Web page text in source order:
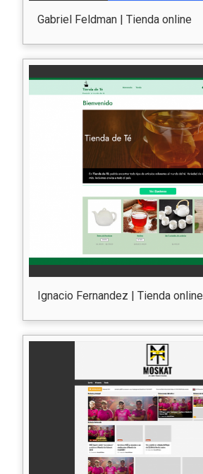
Gabriel Feldman | Tienda online
Ignacio Fernandez | Tienda online